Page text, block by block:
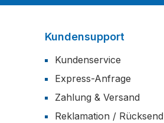
Kundensupport
Kundenservice
Express-Anfrage
Zahlung & Versand
Reklamation /